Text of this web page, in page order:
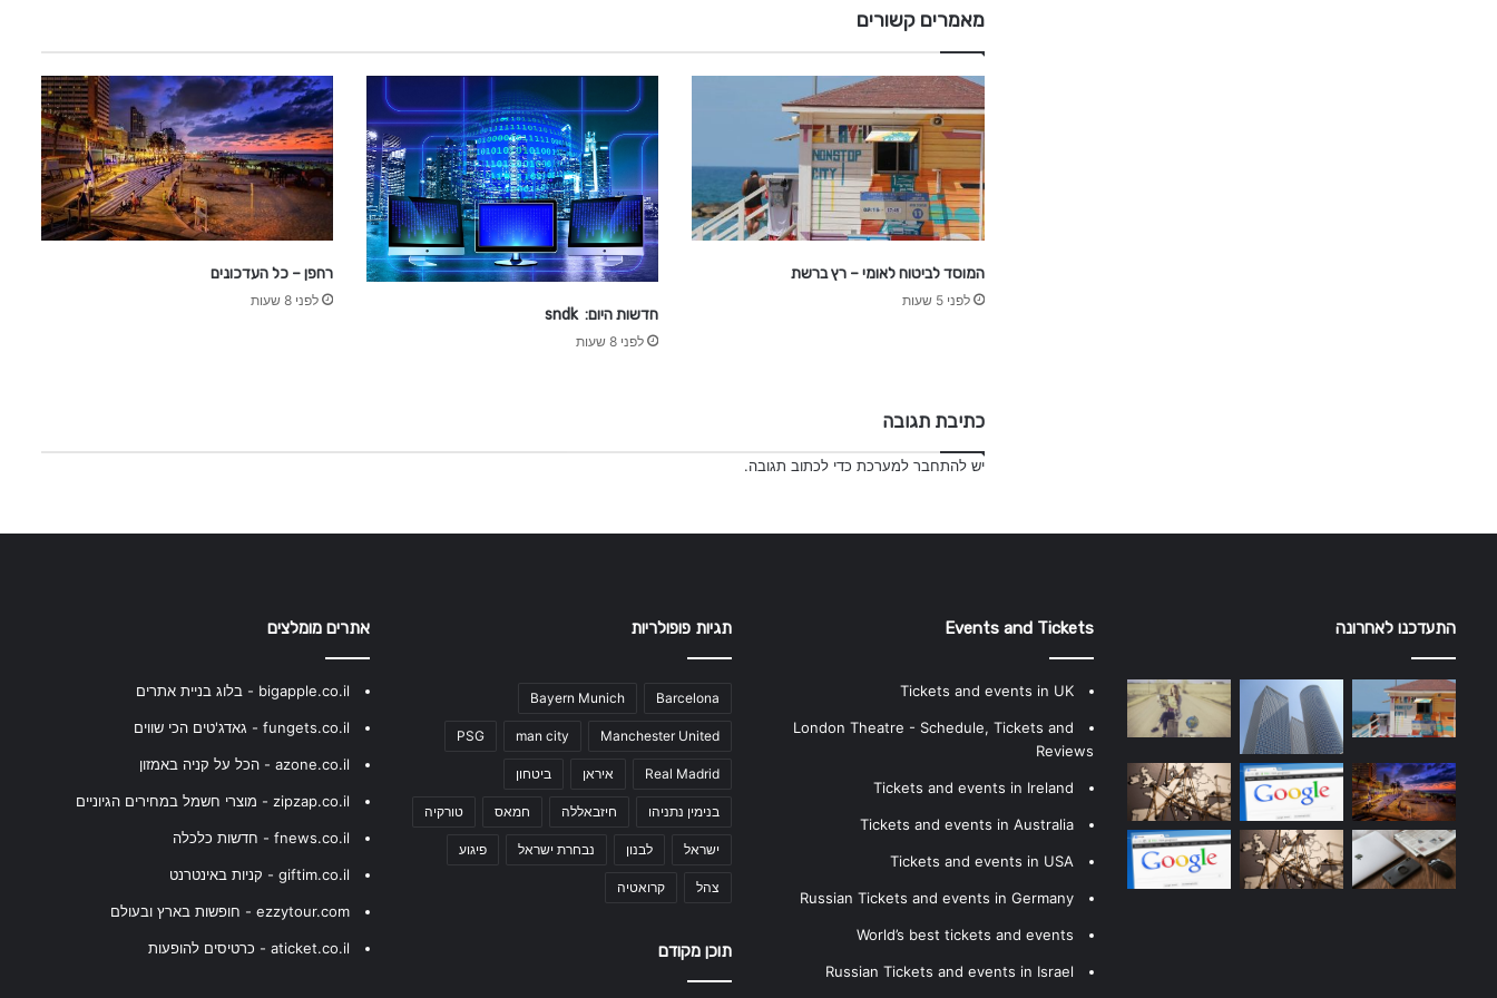
מאמרים קשורים
המוסד לביטוח לאומי – רץ ברשת
לפני 5 שעות
חדשות היום: sndk
לפני 8 שעות
רחפן – כל העדכונים
לפני 8 שעות
כתיבת תגובה
ישלהתחבר למערכת כדי לכתוב תגובה.
התעדכנו לאחרונה Events and Tickets
Tickets and events in UK
London Theatre - Schedule, Tickets and
Reviews
Tickets and events in Ireland
Tickets and events in Australia
Tickets and events in USA
Russian Tickets and events in Germany
World’s best tickets and events
Russian Tickets and events in Israel
תגיות פופולריות
Barcelona
Bayern Munich
Manchester United
man city
PSG
Real Madrid איראן ביטחון
בנימין נתניהו חיזבאללה חמאס טורקיה
ישראל לבנון נבחרת ישראל פיגוע
צהל קרואטיה
תוכן מקודם
אתרים מומלצים
bigapple.co.il - בלוג בניית אתרים
fungets.co.il - גאדג'טים הכי שווים
azone.co.il - הכל על קניה באמזון
zipzap.co.il - מוצרי חשמל במחירים הגיוניים
fnews.co.il - חדשות כלכלה
giftim.co.il - קניות באינטרנט
ezzytour.com - חופשות בארץ ובעולם
aticket.co.il - כרטיסים להופעות